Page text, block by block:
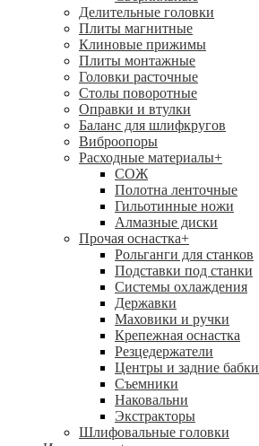
Делительные головки
Плиты магнитные
Клиновые прижимы
Плиты монтажные
Головки расточные
Столы поворотные
Оправки и втулки
Баланс для шлифкругов
Виброопоры
Расходные материалы+
СОЖ
Полотна ленточные
Гильотинные ножи
Алмазные диски
Прочая оснастка+
Рольганги для станков
Подставки под станки
Системы охлаждения
Державки
Маховики и ручки
Крепежная оснастка
Резцедержатели
Центры и задние бабки
Съемники
Наковальни
Экстракторы
Шлифовальные головки